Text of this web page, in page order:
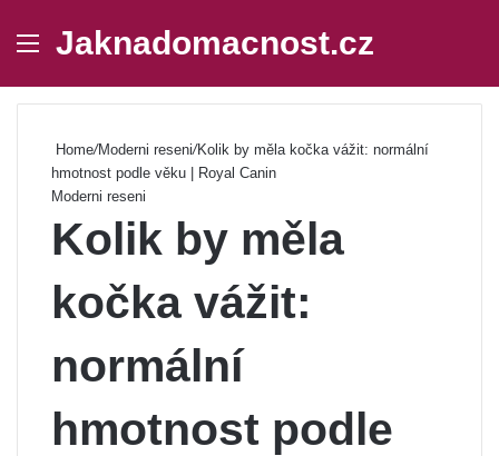
Menu
Jaknadomacnost.cz
Home/Moderni reseni/Kolik by měla kočka vážit: normální
hmotnost podle věku | Royal Canin
Moderni reseni
Kolik by měla
kočka vážit:
normální
hmotnost podle